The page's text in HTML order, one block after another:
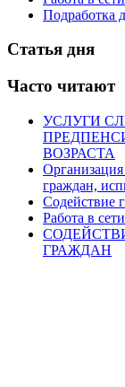
Подработка
Статья дня
Часто читают
УСЛУГИ
ВОЗРАСТА
Организация
граждан,
Содействие
Работа в
ГРАЖДАН